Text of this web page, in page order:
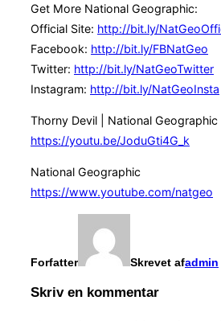
Get More National Geographic:
Official Site: http://bit.ly/
Facebook: http://bit.ly/FBNatGeo
Twitter: http://bit.ly/NatGeoTwitter
Instagram: http://bit.ly/NatGeoInsta
Thorny Devil | National Geographic
https://youtu.be/JoduGti4G_k
National Geographic
https://www.youtube.com/natgeo
Forfatter Skrevet afadmin
Skriv en kommentar